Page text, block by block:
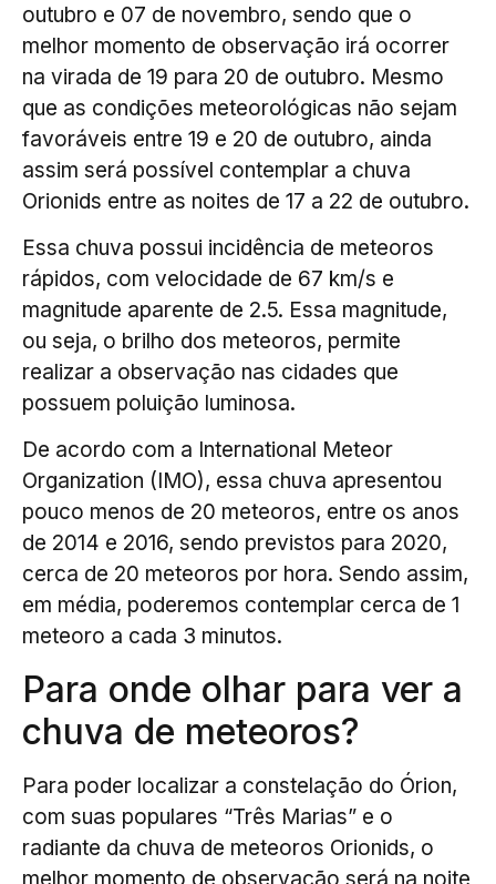
outubro e 07 de novembro, sendo que o
melhor momento de observação irá ocorrer
na virada de 19 para 20 de outubro. Mesmo
que as condições meteorológicas não sejam
favoráveis entre 19 e 20 de outubro, ainda
assim será possível contemplar a chuva
Orionids entre as noites de 17 a 22 de outubro.
Essa chuva possui incidência de meteoros
rápidos, com velocidade de 67 km/s e
magnitude aparente de 2.5. Essa magnitude,
ou seja, o brilho dos meteoros, permite
realizar a observação nas cidades que
possuem poluição luminosa.
De acordo com a International Meteor
Organization (IMO), essa chuva apresentou
pouco menos de 20 meteoros, entre os anos
de 2014 e 2016, sendo previstos para 2020,
cerca de 20 meteoros por hora. Sendo assim,
em média, poderemos contemplar cerca de 1
meteoro a cada 3 minutos.
Para onde olhar para ver a
chuva de meteoros?
Para poder localizar a constelação do Órion,
com suas populares “Três Marias” e o
radiante da chuva de meteoros Orionids, o
melhor momento de observação será na noite